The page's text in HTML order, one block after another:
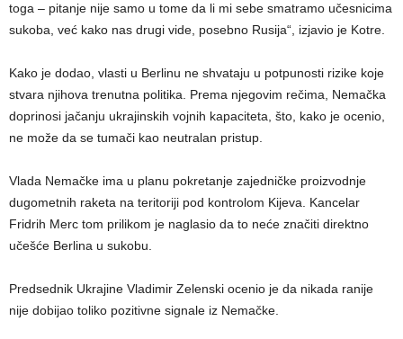
toga – pitanje nije samo u tome da li mi sebe smatramo učesnicima
sukoba, već kako nas drugi vide, posebno Rusija“, izjavio je Kotre.
Kako je dodao, vlasti u Berlinu ne shvataju u potpunosti rizike koje
stvara njihova trenutna politika. Prema njegovim rečima, Nemačka
doprinosi jačanju ukrajinskih vojnih kapaciteta, što, kako je ocenio,
ne može da se tumači kao neutralan pristup.
Vlada Nemačke ima u planu pokretanje zajedničke proizvodnje
dugometnih raketa na teritoriji pod kontrolom Kijeva. Kancelar
Fridrih Merc tom prilikom je naglasio da to neće značiti direktno
učešće Berlina u sukobu.
Predsednik Ukrajine Vladimir Zelenski ocenio je da nikada ranije
nije dobijao toliko pozitivne signale iz Nemačke.